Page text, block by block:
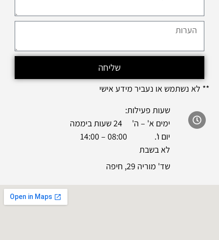
שליחה
** לא נשתמש או נעביר מידע אישי
שעות פעילות:
ימים א' – ה' 24 שעות ביממה
יום ו'. 08:00 – 14:00
לא בשבת
שד' מוריה 29, חיפה